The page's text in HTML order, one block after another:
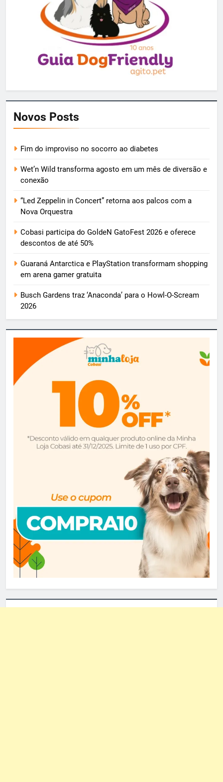
Novos Posts
Fim do improviso no socorro ao diabetes
Wet’n Wild transforma agosto em um mês de diversão e
conexão
“Led Zeppelin in Concert” retorna aos palcos com a
Nova Orquestra
Cobasi participa do GoldeN GatoFest 2026 e oferece
descontos de até 50%
Guaraná Antarctica e PlayStation transformam shopping
em arena gamer gratuita
Busch Gardens traz ‘Anaconda’ para o Howl-O-Scream
2026